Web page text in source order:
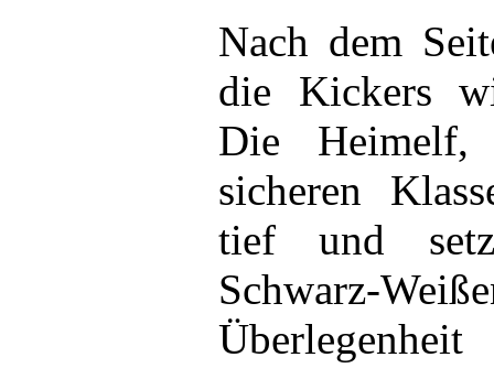
Nach dem
die Kickers
Die
sicheren
tief und
Schwarz-